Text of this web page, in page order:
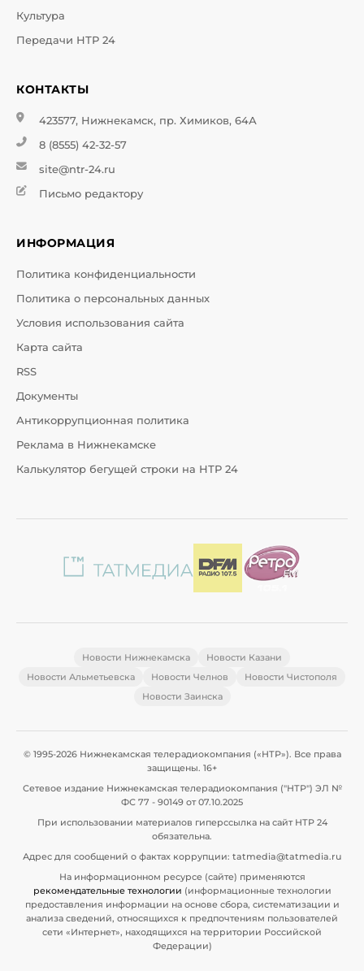
Культура
Передачи НТР 24
КОНТАКТЫ
423577, Нижнекамск, пр. Химиков, 64А
8 (8555) 42-32-57
site@ntr-24.ru
Письмо редактору
ИНФОРМАЦИЯ
Политика конфиденциальности
Политика о персональных данных
Условия использования сайта
Карта сайта
RSS
Документы
Антикоррупционная политика
Реклама в Нижнекамске
Калькулятор бегущей строки на НТР 24
Новости Нижнекамска
Новости Казани
Новости Альметьевска
Новости Челнов
Новости Чистополя
Новости Заинска
© 1995-2026 Нижнекамская телерадиокомпания («НТР»). Все права
защищены. 16+
Сетевое издание Нижнекамская телерадиокомпания ("НТР") ЭЛ №
ФС 77 - 90149 от 07.10.2025
При использовании материалов гиперссылка на сайт НТР 24
обязательна.
Адрес для сообщений о фактах коррупции: tatmedia@tatmedia.ru
На информационном ресурсе (сайте) применяются
рекомендательные технологии (информационные технологии
предоставления информации на основе сбора, систематизации и
анализа сведений, относящихся к предпочтениям пользователей
сети «Интернет», находящихся на территории Российской
Федерации)